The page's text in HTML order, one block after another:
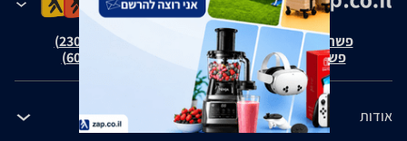
פשרה בת"צ אבנצ'יק נ' זאפ גרופ (ת"צ 23008-08-20)
פשרה בת"צ כהנים נ' זאפ גרופ (ת"צ 60371-12-19)
אודות